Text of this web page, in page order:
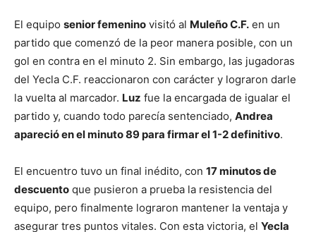
El equipo senior femenino visitó al Muleño C.F. en un
partido que comenzó de la peor manera posible, con un
gol en contra en el minuto 2. Sin embargo, las jugadoras
del Yecla C.F. reaccionaron con carácter y lograron darle
la vuelta al marcador. Luz fue la encargada de igualar el
partido y, cuando todo parecía sentenciado, Andrea
apareció en el minuto 89 para firmar el 1-2 definitivo.
El encuentro tuvo un final inédito, con 17 minutos de
descuento que pusieron a prueba la resistencia del
equipo, pero finalmente lograron mantener la ventaja y
asegurar tres puntos vitales. Con esta victoria, el Yecla